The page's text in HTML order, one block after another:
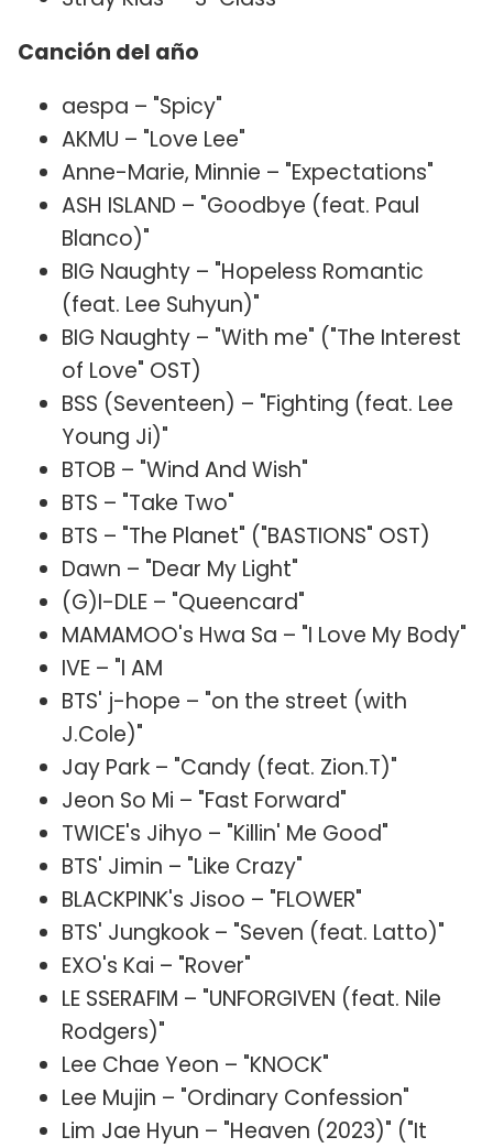
Canción del año
aespa – "Spicy"
AKMU – "Love Lee"
Anne-Marie, Minnie – "Expectations"
ASH ISLAND – "Goodbye (feat. Paul
Blanco)"
BIG Naughty – "Hopeless Romantic
(feat. Lee Suhyun)"
BIG Naughty – "With me" ("The Interest
of Love" OST)
BSS (Seventeen) – "Fighting (feat. Lee
Young Ji)"
BTOB – "Wind And Wish"
BTS – "Take Two"
BTS – "The Planet" ("BASTIONS" OST)
Dawn – "Dear My Light"
(G)I-DLE – "Queencard"
MAMAMOO's Hwa Sa – "I Love My Body"
IVE – "I AM
BTS' j-hope – "on the street (with
J.Cole)"
Jay Park – "Candy (feat. Zion.T)"
Jeon So Mi – "Fast Forward"
TWICE's Jihyo – "Killin' Me Good"
BTS' Jimin – "Like Crazy"
BLACKPINK's Jisoo – "FLOWER"
BTS' Jungkook – "Seven (feat. Latto)"
EXO's Kai – "Rover"
LE SSERAFIM – "UNFORGIVEN (feat. Nile
Rodgers)"
Lee Chae Yeon – "KNOCK"
Lee Mujin – "Ordinary Confession"
Lim Jae Hyun – "Heaven (2023)" ("It